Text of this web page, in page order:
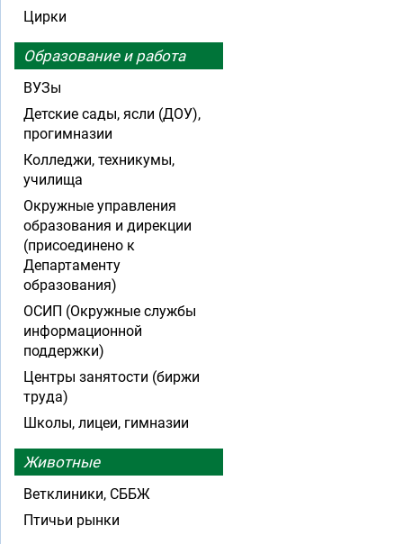
Цирки
Образование и работа
ВУЗы
Детские сады, ясли (ДОУ),
прогимназии
Колледжи, техникумы,
училища
Окружные управления
образования и дирекции
(присоединено к
Департаменту
образования)
ОСИП (Окружные службы
информационной
поддержки)
Центры занятости (биржи
труда)
Школы, лицеи, гимназии
Животные
Ветклиники, СББЖ
Птичьи рынки